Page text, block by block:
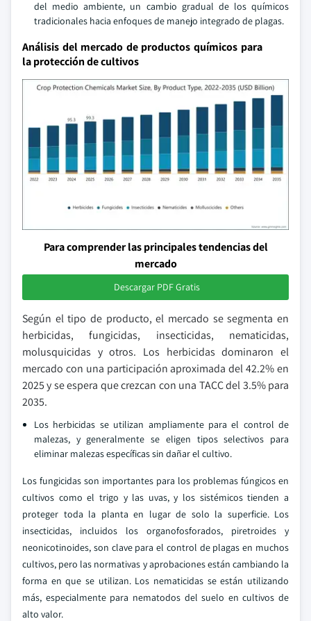
del medio ambiente, un cambio gradual de los químicos
tradicionales hacia enfoques de manejo integrado de plagas.
Análisis del mercado de productos químicos para
la protección de cultivos
Para comprender las principales tendencias del
mercado
Descargar PDF Gratis
Según el tipo de producto, el mercado se segmenta en
herbicidas, fungicidas, insecticidas, nematicidas,
molusquicidas y otros. Los herbicidas dominaron el
mercado con una participación aproximada del 42.2% en
2025 y se espera que crezcan con una TACC del 3.5% para
2035.
Los herbicidas se utilizan ampliamente para el control de
malezas, y generalmente se eligen tipos selectivos para
eliminar malezas específicas sin dañar el cultivo.
Los fungicidas son importantes para los problemas fúngicos en
cultivos como el trigo y las uvas, y los sistémicos tienden a
proteger toda la planta en lugar de solo la superficie. Los
insecticidas, incluidos los organofosforados, piretroides y
neonicotinoides, son clave para el control de plagas en muchos
cultivos, pero las normativas y aprobaciones están cambiando la
forma en que se utilizan. Los nematicidas se están utilizando
más, especialmente para nematodos del suelo en cultivos de
alto valor.